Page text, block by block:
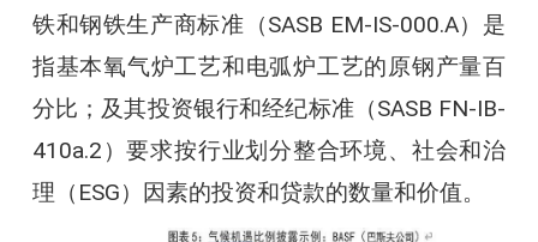
铁和钢铁生产商标准（SASB EM-IS-000.A）是
指基本氧气炉工艺和电弧炉工艺的原钢产量百
分比；及其投资银行和经纪标准（SASB FN-IB-
410a.2）要求按行业划分整合环境、社会和治
理（ESG）因素的投资和贷款的数量和价值。